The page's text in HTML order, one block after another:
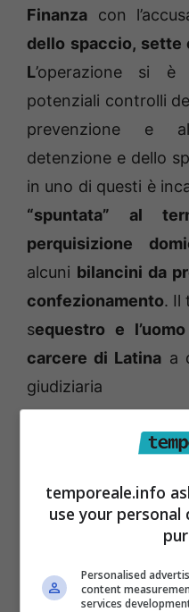
Finanza con
dello spaccio, sette
L’operazione si è
potenziali controlli
prevenzione e
detenzione e dello
in uno di questi è
“spuntata” al
perquisizione
alcuni bilancini da
confezionamento. Il
sequestro e
carcere di Latina a
giudiziaria
temporeale.info
use your
Personalised
content
services